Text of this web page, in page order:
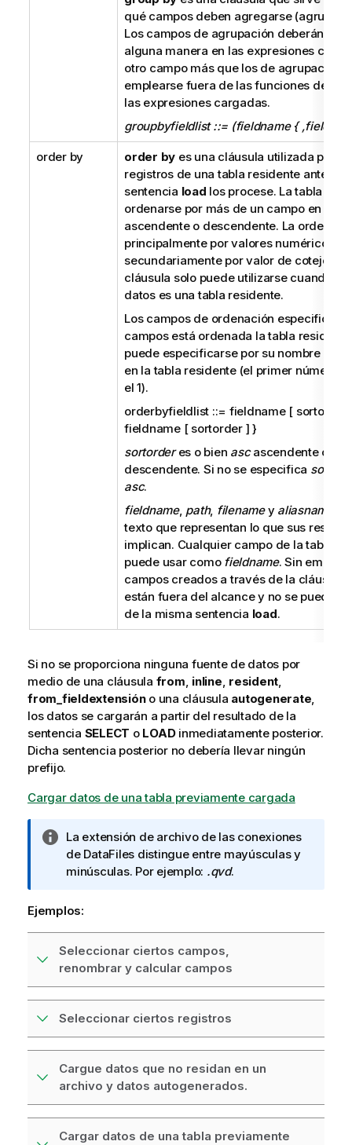
qué campos deben agregarse
Los campos de agrupación deberán
alguna manera en las expresiones
otro campo más que los de agrupación
emplearse fuera de las funciones de
las expresiones cargadas.
groupbyfieldlist ::= (fieldname {
order by order by es una cláusula utilizada para
registros de una tabla residente antes
sentencia load los procese. La tabla
ordenarse por más de un campo en
ascendente o descendente. La
principalmente por valores numéricos y
secundariamente por valor de cotejo
cláusula solo puede utilizarse cuando al
datos es una tabla residente.
Los campos de ordenación especifican
campos está ordenada la tabla
puede especificarse por su nombre o
en la tabla residente (el primer número
el 1).
orderbyfieldlist ::= fieldname [ sortorder
fieldname [ sortorder ] }
sortorderes o bien ascascendente o
descendente. Si no se especifica
asc.
fieldname, path, filenamey aliasname
texto que representan lo que sus
implican. Cualquier campo de la tabla
puede usar como fieldname. Sin
campos creados a través de la cláusula (
están fuera del alcance y no se pueden
de la misma sentencia load.
Si no se proporciona ninguna fuente de datos por
medio de una cláusula from, inline, resident,
from_fieldextensióno una cláusula autogenerate,
los datos se cargarán a partir del resultado de la
sentencia SELECT o LOADinmediatamente posterior.
Dicha sentencia posterior no debería llevar ningún
prefijo.
Cargar datos de una tabla previamente cargada
N
o
t
i
o
r
t
v
La extensión de archivo de las conexiones
de DataFiles distingue entre mayúsculas y
minúsculas. Por ejemplo: .qvd.
Ejemplos:
Seleccionar ciertos campos,
renombrar y calcular campos
Seleccionar ciertos registros
Cargue datos que no residan en un
archivo y datos autogenerados.
Cargar datos de una tabla previamente